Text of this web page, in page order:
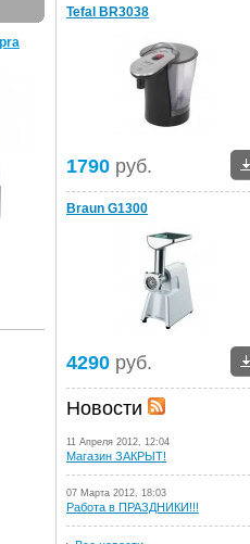
Tefal BR3038
1790 руб.
Braun G1300
4290 руб.
Новости
11 Апреля 2012, 12:04
Магазин ЗАКРЫТ!
07 Марта 2012, 18:03
Работа в ПРАЗДНИКИ!!!